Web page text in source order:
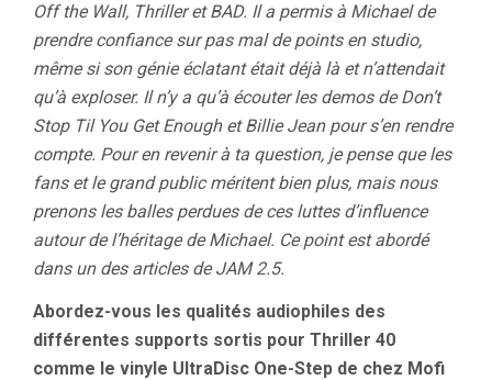
Off the Wall, Thriller et BAD. Il a permis à Michael de
prendre confiance sur pas mal de points en studio,
même si son génie éclatant était déjà là et n’attendait
qu’à exploser. Il n’y a qu’à écouter les demos de Don’t
Stop Til You Get Enough et Billie Jean pour s’en rendre
compte. Pour en revenir à ta question, je pense que les
fans et le grand public méritent bien plus, mais nous
prenons les balles perdues de ces luttes d’influence
autour de l’héritage de Michael. Ce point est abordé
dans un des articles de JAM 2.5.
Abordez-vous les qualités audiophiles des
différentes supports sortis pour Thriller 40
comme le vinyle UltraDisc One-Step de chez Mofi